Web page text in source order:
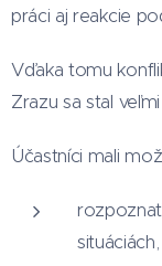
práci aj reakcie
Vďaka tomu
Zrazu sa stal
Účastníci mali
situáciách,